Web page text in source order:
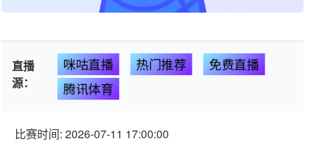
直播
源：
咪咕直播 热门推荐
免费直播
腾讯体育
比赛时间: 2026-07-11 17:00:00